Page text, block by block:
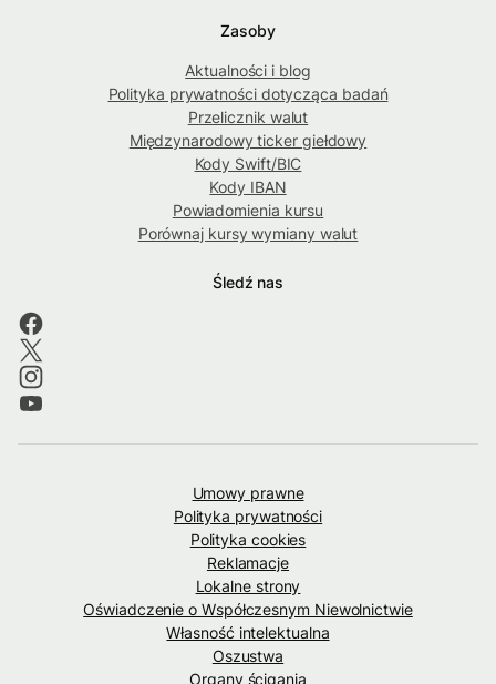
Zasoby
Aktualności i blog
Polityka prywatności dotycząca badań
Przelicznik walut
Międzynarodowy ticker giełdowy
Kody Swift/BIC
Kody IBAN
Powiadomienia kursu
Porównaj kursy wymiany walut
Śledź nas
Umowy prawne
Polityka prywatności
Polityka cookies
Reklamacje
Lokalne strony
Oświadczenie o Współczesnym Niewolnictwie
Własność intelektualna
Oszustwa
Organy ścigania